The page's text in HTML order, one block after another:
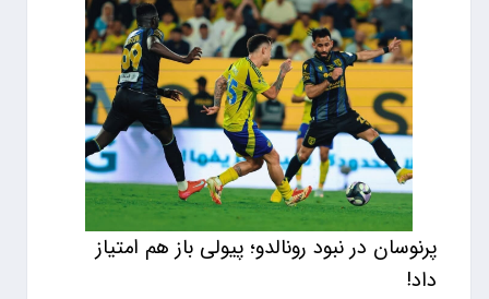
پرنوسان در نبود رونالدو؛ پیولی باز هم امتیاز
داد!